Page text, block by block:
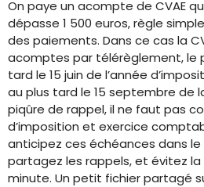
On paye un acompte de CVAE
dépasse 1 500 euros, règle
des paiements. Dans ce cas la
acomptes par télérèglement, le
tard le 15 juin de l’année
au plus tard le 15 septembre de
piqûre de rappel, il ne faut pas
d’imposition et exercice
anticipez ces échéances dans
partagez les rappels, et évitez
minute. Un petit fichier partagé